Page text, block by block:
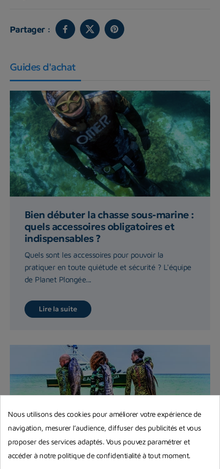
Partager :
Guides d'achat
Bien débuter la chasse sous-marine :
quels accessoires obligatoires et
indispensables ?
Quels sont les accessoires pour pouvoir la
pratiquer en toute quiétude et sécurité ? L'équipe
de Planet Plongée...
Lire la suite
Nous utilisons des cookies pour améliorer votre expérience de
navigation, mesurer l’audience, diffuser des publicités et vous
proposer des services adaptés. Vous pouvez paramétrer et
accéder à notre politique de confidentialité à tout moment.